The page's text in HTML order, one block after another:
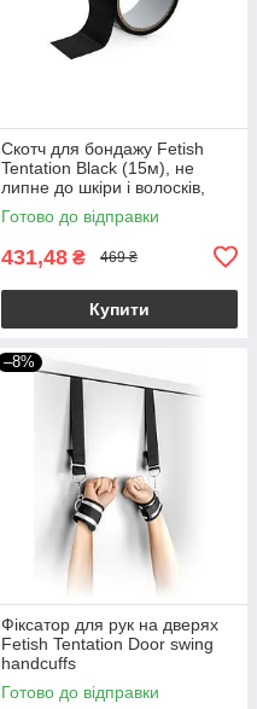
Скотч для бондажу Fetish
Tentation Black (15м), не
липне до шкіри і волосків,
тільки сам до себе
Готово до відправки
431,48 ₴ 469 ₴
Купити
–8%
Фіксатор для рук на дверях
Fetish Tentation Door swing
handcuffs
Готово до відправки